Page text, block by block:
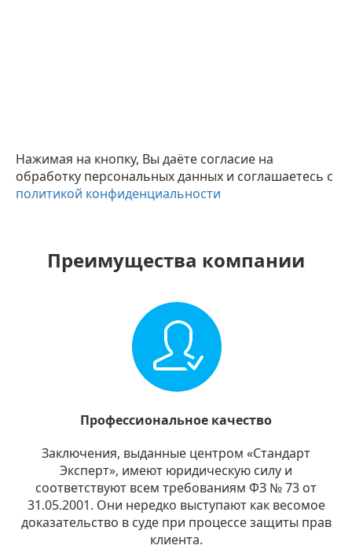
Нажимая на кнопку, Вы даёте согласие на
обработку персональных данных и соглашаетесь с
политикой конфиденциальности
Преимущества компании
Профессиональное качество
Заключения, выданные центром «Стандарт
Эксперт», имеют юридическую силу и
соответствуют всем требованиям ФЗ № 73 от
31.05.2001. Они нередко выступают как весомое
доказательство в суде при процессе защиты прав
клиента.